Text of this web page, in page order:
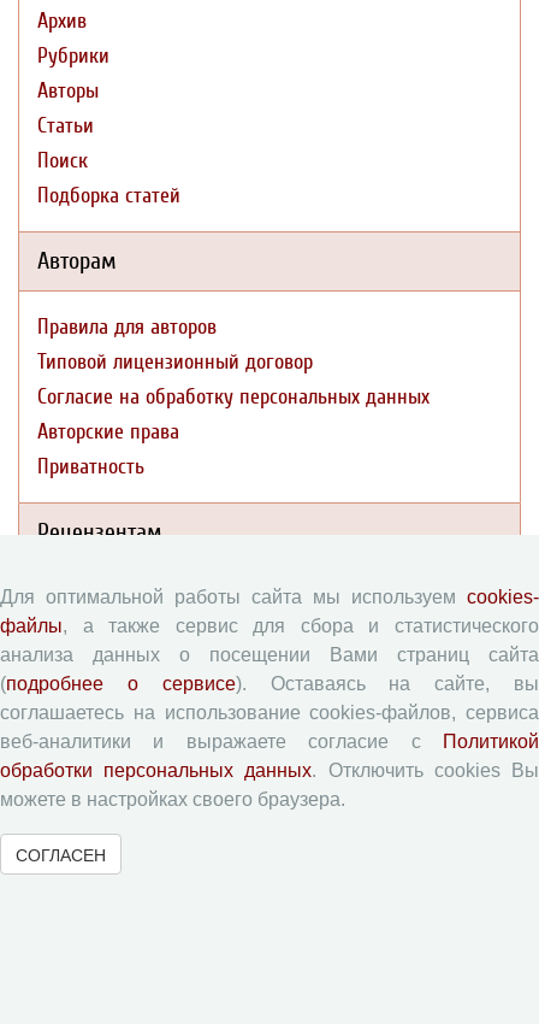
Архив
Рубрики
Авторы
Статьи
Поиск
Подборка статей
Авторам
Правила для авторов
Типовой лицензионный договор
Согласие на обработку персональных данных
Авторские права
Приватность
Рецензентам
Памятка рецензенту
Форма рецензии
Журналы ВолНЦ РАН
Экономические и социальные перемены
Вопросы территориального развития
Для оптимальной работы сайта мы используем cookies-
файлы, а также сервис для сбора и статистического
анализа данных о посещении Вами страниц сайта
(подробнее о сервисе). Оставаясь на сайте, вы
соглашаетесь на использование cookies-файлов, сервиса
веб-аналитики и выражаете согласие с
Политикой
обработки персональных данных. Отключить cookies Вы
можете в настройках своего браузера.
СОГЛАСЕН